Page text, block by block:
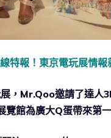
特報！東京電玩展情報
，Mr.Qoo邀請了達人
覽館為廣大Q蛋帶來第